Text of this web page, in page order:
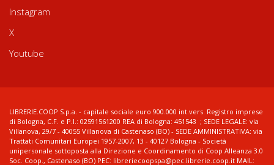
Instagram
X
Youtube
LIBRERIE.COOP S.p.a. - capitale sociale euro 900.000 int.vers. Registro imprese
di Bologna, C.F. e P.I.: 02591561200 REA di Bologna: 451543 ; SEDE LEGALE: via
Villanova, 29/7 - 40055 Villanova di Castenaso (BO) - SEDE AMMINISTRATIVA: via
Trattati Comunitari Europei 1957-2007, 13 - 40127 Bologna - Società
unipersonale sottoposta alla Direzione e Coordinamento di Coop Alleanza 3.0
Soc. Coop., Castenaso (BO) PEC: libreriecoopspa@pec.librerie.coop.it MAIL: